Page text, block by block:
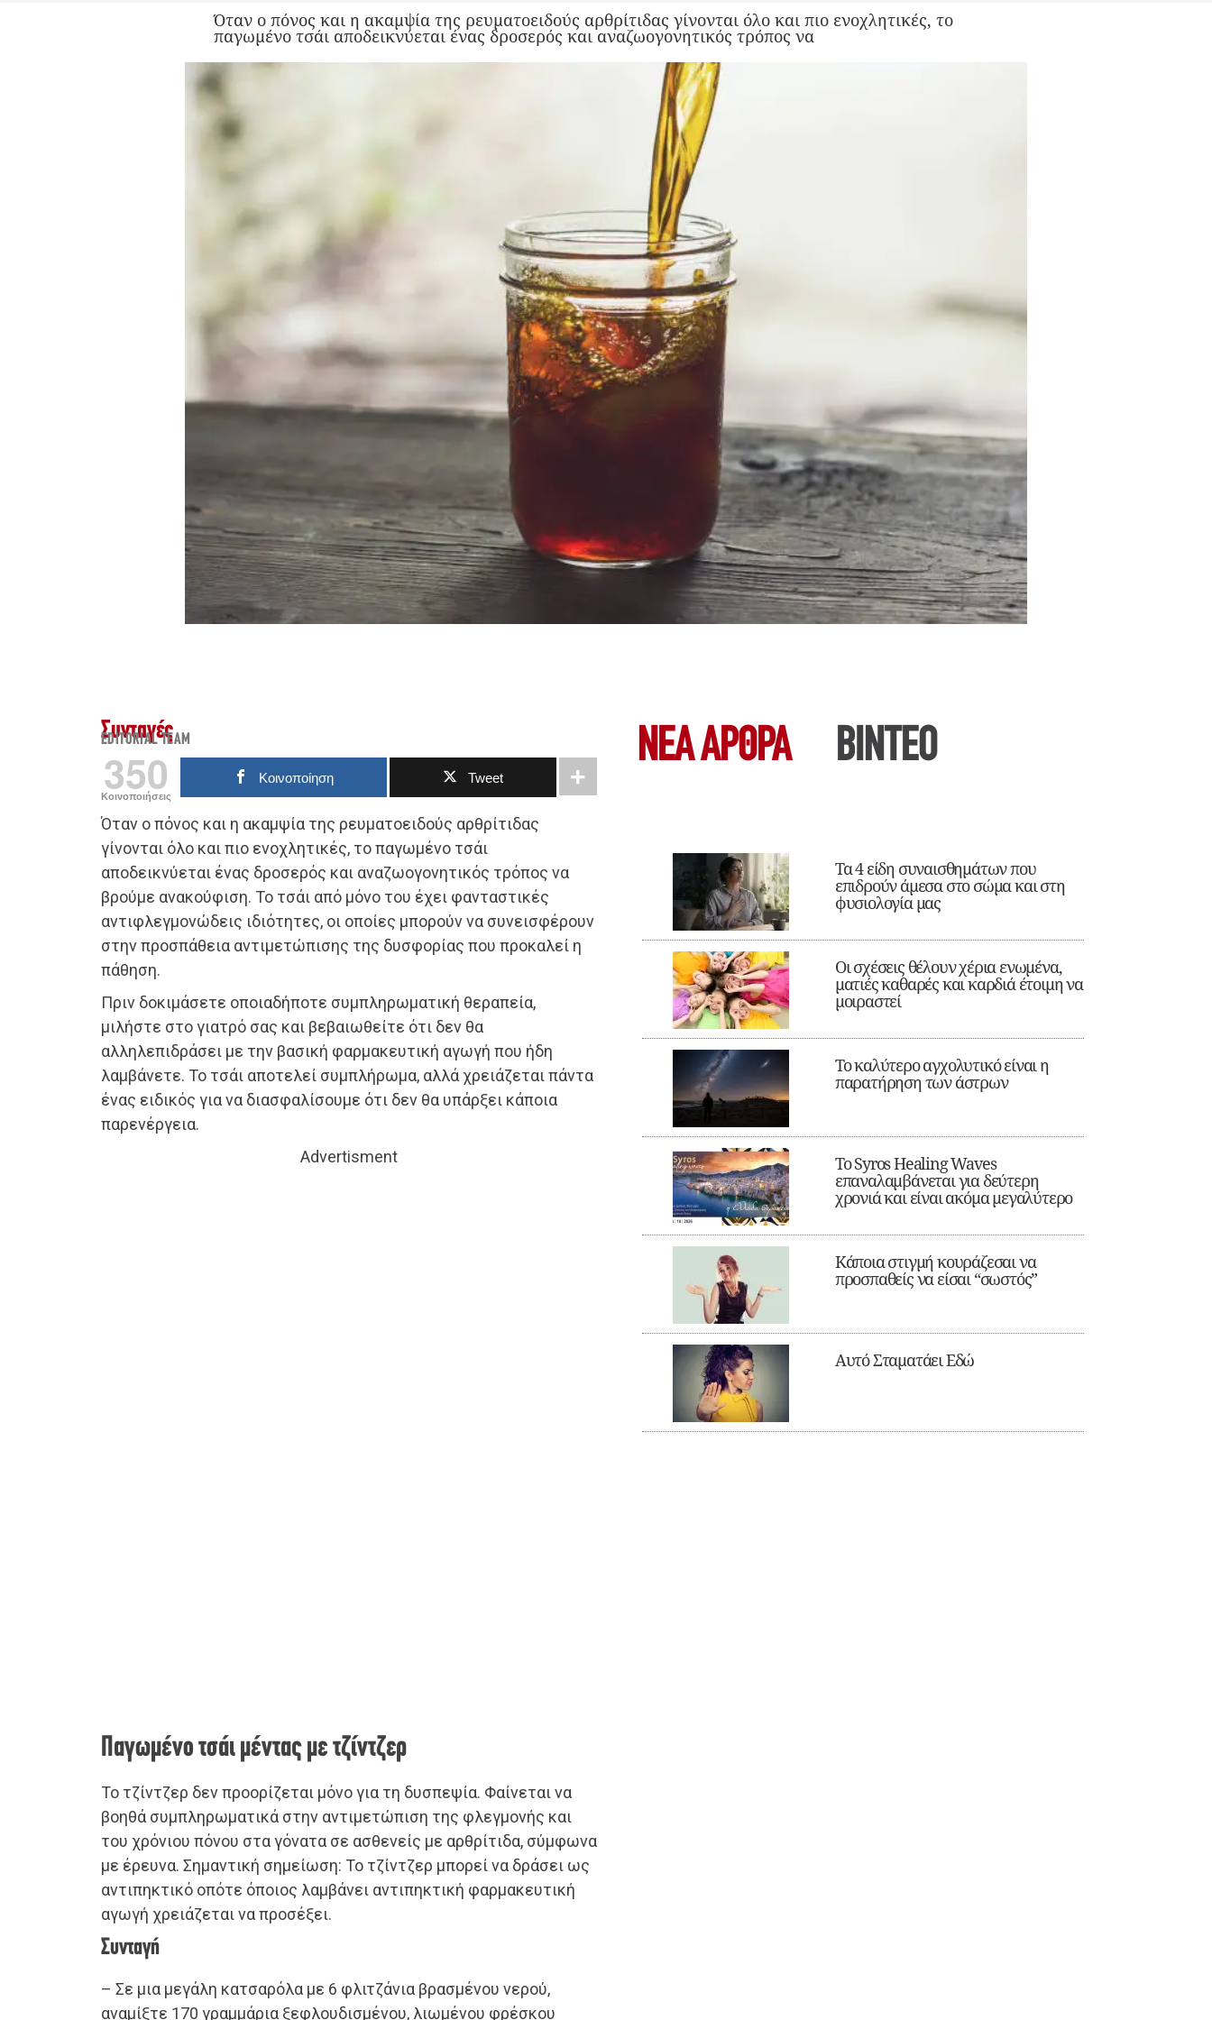
Όταν ο πόνος και η ακαμψία της ρευματοειδούς αρθρίτιδας γίνονται όλο και πιο ενοχλητικές, το
παγωμένο τσάι αποδεικνύεται ένας δροσερός και αναζωογονητικός τρόπος να
Συνταγές
EDITORIAL TEAM
350
Κοινοποιήσεις
Κοινοποίηση Tweet
Όταν ο πόνος και η ακαμψία της ρευματοειδούς αρθρίτιδας
γίνονται όλο και πιο ενοχλητικές, το παγωμένο τσάι
αποδεικνύεται ένας δροσερός και αναζωογονητικός τρόπος να
βρούμε ανακούφιση. Το τσάι από μόνο του έχει φανταστικές
αντιφλεγμονώδεις ιδιότητες, οι οποίες μπορούν να συνεισφέρουν
στην προσπάθεια αντιμετώπισης της δυσφορίας που προκαλεί η
πάθηση.
Πριν δοκιμάσετε οποιαδήποτε συμπληρωματική θεραπεία,
μιλήστε στο γιατρό σας και βεβαιωθείτε ότι δεν θα
αλληλεπιδράσει με την βασική φαρμακευτική αγωγή που ήδη
λαμβάνετε. Το τσάι αποτελεί συμπλήρωμα, αλλά χρειάζεται πάντα
ένας ειδικός για να διασφαλίσουμε ότι δεν θα υπάρξει κάποια
παρενέργεια.
Advertisment
Παγωμένο τσάι μέντας με τζίντζερ
Το τζίντζερ δεν προορίζεται μόνο για τη δυσπεψία. Φαίνεται να
βοηθά συμπληρωματικά στην αντιμετώπιση της φλεγμονής και
του χρόνιου πόνου στα γόνατα σε ασθενείς με αρθρίτιδα, σύμφωνα
με έρευνα. Σημαντική σημείωση: Το τζίντζερ μπορεί να δράσει ως
αντιπηκτικό οπότε όποιος λαμβάνει αντιπηκτική φαρμακευτική
αγωγή χρειάζεται να προσέξει.
Συνταγή
– Σε μια μεγάλη κατσαρόλα με 6 φλιτζάνια βρασμένου νερού,
αναμίξτε 170 γραμμάρια ξεφλουδισμένου, λιωμένου φρέσκου
ΝΕΑ ΆΡΘΡΑ ΒΙΝΤΕΟ
Τα 4 είδη συναισθημάτων που
επιδρούν άμεσα στο σώμα και στη
φυσιολογία μας
Οι σχέσεις θέλουν χέρια ενωμένα,
ματιές καθαρές και καρδιά έτοιμη να
μοιραστεί
Το καλύτερο αγχολυτικό είναι η
παρατήρηση των άστρων
Το Syros Healing Waves
επαναλαμβάνεται για δεύτερη
χρονιά και είναι ακόμα μεγαλύτερο
Κάποια στιγμή κουράζεσαι να
προσπαθείς να είσαι “σωστός”
Αυτό Σταματάει Εδώ